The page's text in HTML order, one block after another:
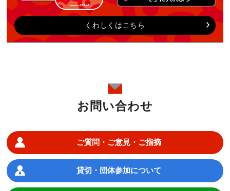
くわしくはこちら
お問い合わせ
ご質問・ご意見・ご指摘
貸切・団体参加について